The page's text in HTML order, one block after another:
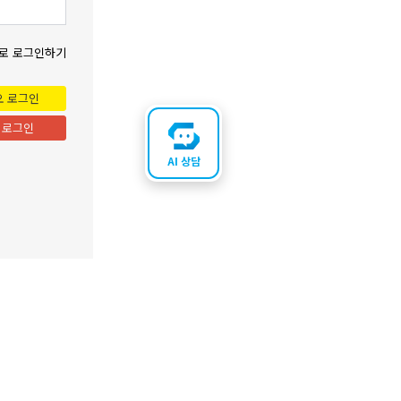
로그인하기
로그인
그인
AI 상담